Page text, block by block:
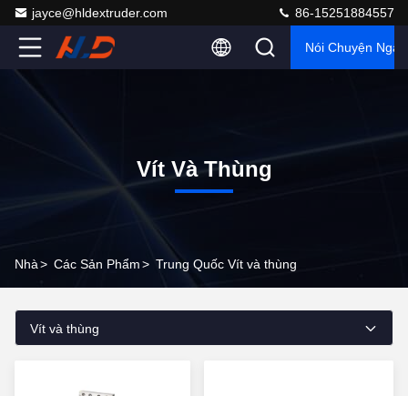
jayce@hldextruder.com 86-15251884557
Nói Chuyện Ngay.
Vít Và Thùng
Nhà> Các Sản Phẩm> Trung Quốc Vít và thùng
Vít và thùng